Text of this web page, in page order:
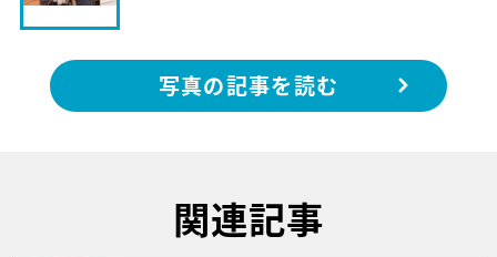
写真の記事を読む
関連記事